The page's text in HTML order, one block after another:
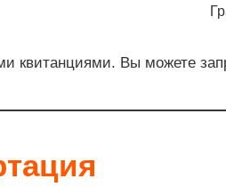
квитанциями. Вы можете